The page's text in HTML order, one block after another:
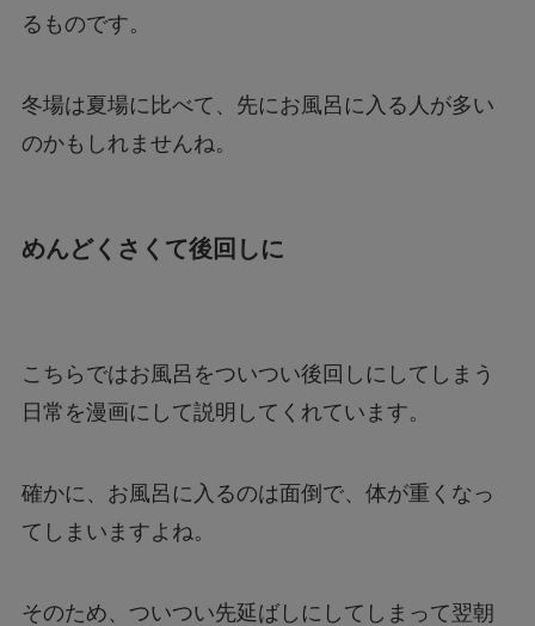
るものです。
冬場は夏場に比べて、先にお風呂に入る人が多い
のかもしれませんね。
めんどくさくて後回しに
こちらではお風呂をついつい後回しにしてしまう
日常を漫画にして説明してくれています。
確かに、お風呂に入るのは面倒で、体が重くなっ
てしまいますよね。
そのため、ついつい先延ばしにしてしまって翌朝